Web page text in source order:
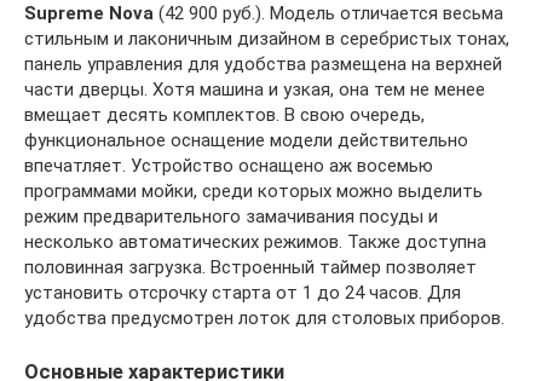
Supreme Nova (42 900 руб.). Модель отличается весьма
стильным и лаконичным дизайном в серебристых тонах,
панель управления для удобства размещена на верхней
части дверцы. Хотя машина и узкая, она тем не менее
вмещает десять комплектов. В свою очередь,
функциональное оснащение модели действительно
впечатляет. Устройство оснащено аж восемью
программами мойки, среди которых можно выделить
режим предварительного замачивания посуды и
несколько автоматических режимов. Также доступна
половинная загрузка. Встроенный таймер позволяет
установить отсрочку старта от 1 до 24 часов. Для
удобства предусмотрен лоток для столовых приборов.
Основные характеристики